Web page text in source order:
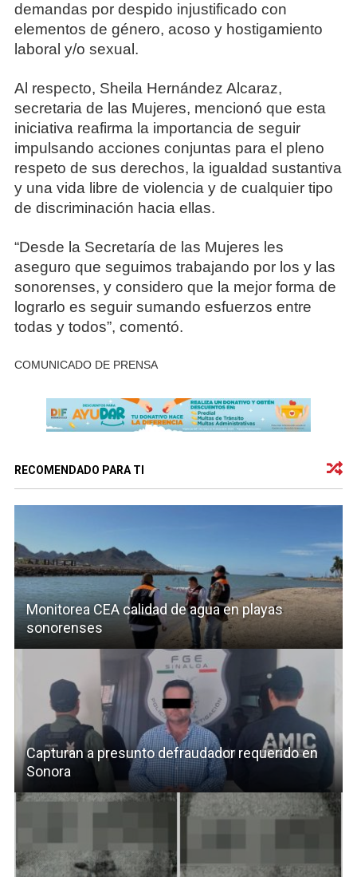
demandas por despido injustificado con
elementos de género, acoso y hostigamiento
laboral y/o sexual.
Al respecto, Sheila Hernández Alcaraz,
secretaria de las Mujeres, mencionó que esta
iniciativa reafirma la importancia de seguir
impulsando acciones conjuntas para el pleno
respeto de sus derechos, la igualdad sustantiva
y una vida libre de violencia y de cualquier tipo
de discriminación hacia ellas.
“Desde la Secretaría de las Mujeres les
aseguro que seguimos trabajando por los y las
sonorenses, y considero que la mejor forma de
lograrlo es seguir sumando esfuerzos entre
todas y todos”, comentó.
COMUNICADO DE PRENSA
RECOMENDADO PARA TI
Monitorea CEA calidad de agua en playas
sonorenses
Capturan a presunto defraudador requerido en
Sonora